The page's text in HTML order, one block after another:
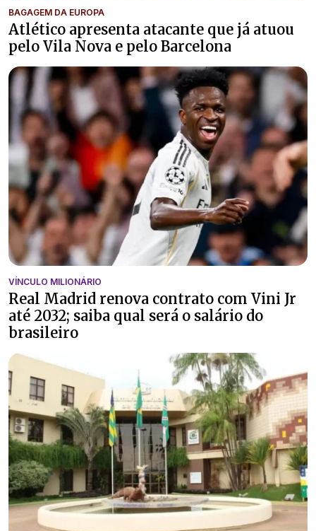
BAGAGEM DA EUROPA
Atlético apresenta atacante que já atuou
pelo Vila Nova e pelo Barcelona
VÍNCULO MILIONÁRIO
Real Madrid renova contrato com Vini Jr
até 2032; saiba qual será o salário do
brasileiro